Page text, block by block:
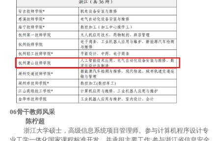
06骨干教师风采
陈柠超
浙江大学硕士，高级信息系统项目管理师。参与计算机程序设计专